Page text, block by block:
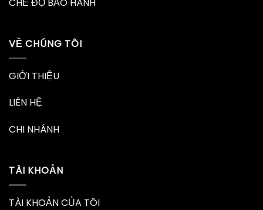
CHẾ ĐỘ BẢO HÀNH
VỀ CHÚNG TÔI
GIỚI THIỆU
LIÊN HỆ
CHI NHÁNH
TÀI KHOẢN
TÀI KHOẢN CỦA TÔI